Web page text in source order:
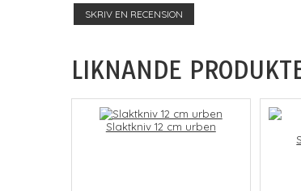
SKRIV EN RECENSION
LIKNANDE
Slaktkniv 12 cm urben